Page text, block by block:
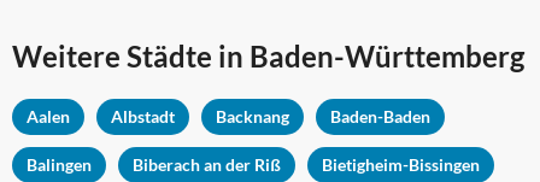
Weitere Städte in Baden-Württemberg
Aalen Albstadt Backnang Baden-Baden
Balingen Biberach an der Riß Bietigheim-Bissingen